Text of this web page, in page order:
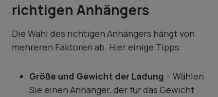
richtigen Anhängers
Die Wahl des richtigen Anhängers hängt von
mehreren Faktoren ab. Hier einige Tipps:
Größe und Gewicht der Ladung – Wählen
Sie einen Anhänger, der für das Gewicht